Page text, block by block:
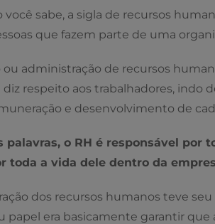
você sabe, a sigla de recursos
que fazem parte de uma
ou administração de recursos
respeito aos trabalhadores, indo
e desenvolvimento de
palavras, o RH é responsável por
toda a vida dele dentro da
dos recursos humanos teve
papel era basicamente garantir